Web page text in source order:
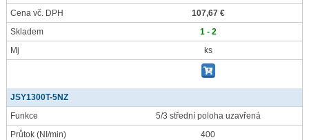
Cena vč. DPH
107,67 €
Skladem
1 - 2
Mj
ks
JSY1300T-5NZ
Funkce
5/3 střední poloha uzavřená
Průtok (NI/min)
400